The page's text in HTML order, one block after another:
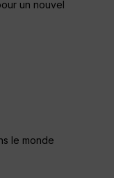
un nouvel
le monde